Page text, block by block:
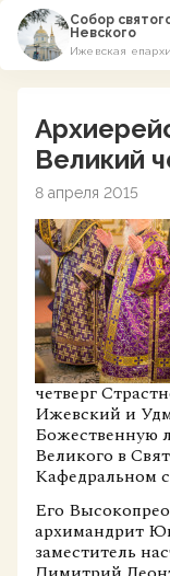
Собор
Невского
Ижевская
О соборе
Азы
Расписание
Виртуальный
Контакты
Великий
8 апреля 2015
четверг
Ижевский и
Божественную
Великого в
Кафедральном
Его
архимандрит
заместитель